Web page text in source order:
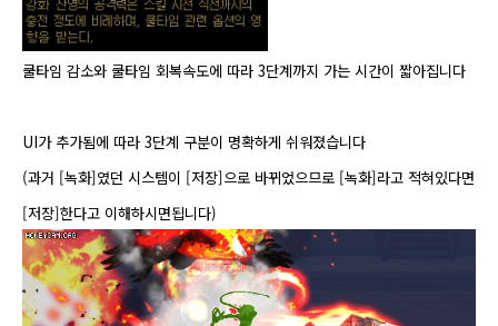
​쿨타임 감소와 쿨타임 회복속도에 따라 3단계까지 가는 시간이 짧아집니다
UI가 추가됨에 따라 3단계 구분이 명확하게 쉬워졌습니다
(​과거 [녹화]였던 시스템이 [저장]으로 바뀌었으므로 [녹화]라고 적혀있다면
[저장]한다고 이해하시면됩니다)